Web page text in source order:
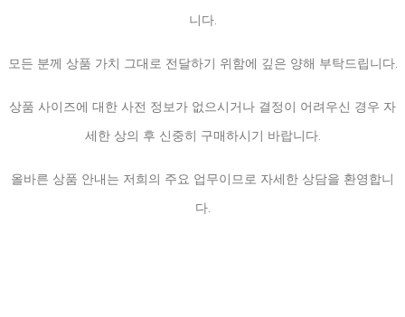
니다.
모든 분께 상품 가치 그대로 전달하기 위함에 깊은 양해 부탁드립니다.
상품 사이즈에 대한 사전 정보가 없으시거나 결정이 어려우신 경우 자
세한 상의 후 신중히 구매하시기 바랍니다.
올바른 상품 안내는 저희의 주요 업무이므로 자세한 상담을 환영합니
다.